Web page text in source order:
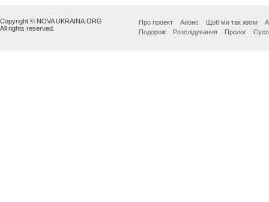
Copyright © NOVA UKRAINA.ORG
All rights reserved.
Про проект Анонс Щоб ми так жили
Подорож
Розслідування Пролог